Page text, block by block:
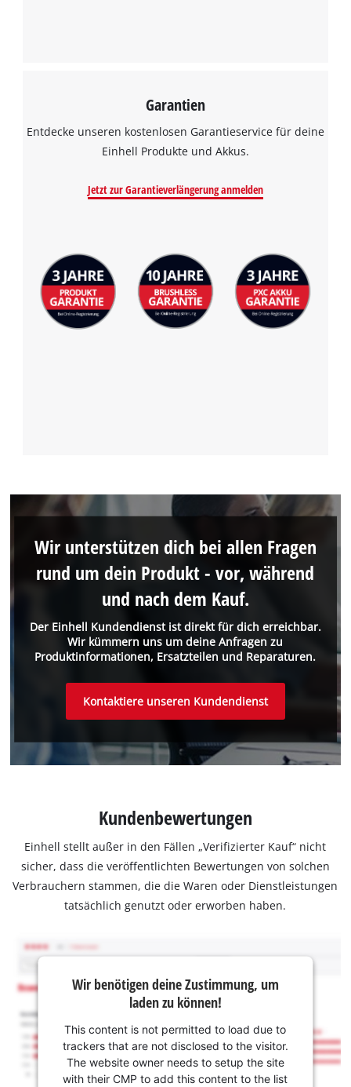
Garantien
Entdecke unseren kostenlosen Garantieservice für deine
Einhell Produkte und Akkus.
Jetzt zur Garantieverlängerung anmelden
Der Einhell Kundendienst ist direkt für dich erreichbar.
Wir kümmern uns um deine Anfragen zu
Produktinformationen, Ersatzteilen und Reparaturen.
Wir unterstützen dich bei allen Fragen
rund um dein Produkt - vor, während
und nach dem Kauf.
Kontaktiere unseren Kundendienst
Kundenbewertungen
Einhell stellt außer in den Fällen „Verifizierter Kauf“ nicht
sicher, dass die veröffentlichten Bewertungen von solchen
Verbrauchern stammen, die die Waren oder Dienstleistungen
tatsächlich genutzt oder erworben haben.
Wir benötigen deine Zustimmung, um
laden zu können!
This content is not permitted to load due to
trackers that are not disclosed to the visitor.
The website owner needs to setup the site
with their CMP to add this content to the list